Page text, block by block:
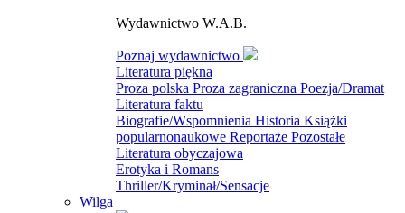
Wydawnictwo W.A.B.
Poznaj wydawnictwo
Literatura piękna
Proza polska Proza zagraniczna Poezja/Dramat
Literatura faktu
Biografie/Wspomnienia Historia Książki
popularnonaukowe Reportaże Pozostałe
Literatura obyczajowa
Erotyka i Romans
Thriller/Kryminał/Sensacje
Wilga